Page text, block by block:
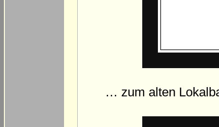
… zum alten